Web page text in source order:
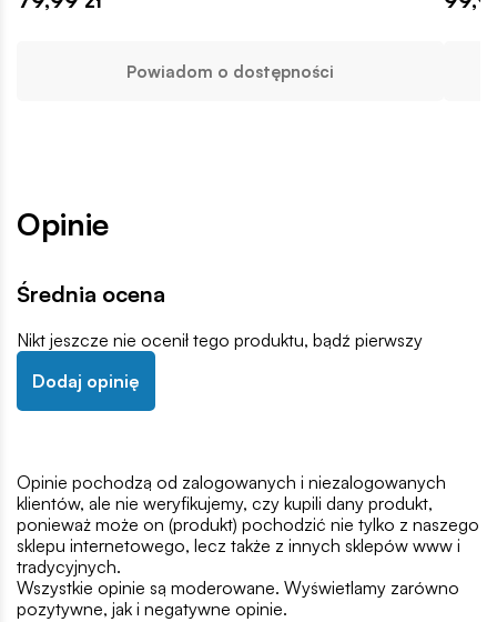
Powiadom o dostępności
Opinie
Średnia ocena
Nikt jeszcze nie ocenił tego produktu, bądź pierwszy
Dodaj opinię
Opinie pochodzą od zalogowanych i niezalogowanych
klientów, ale nie weryfikujemy, czy kupili dany produkt,
ponieważ może on (produkt) pochodzić nie tylko z naszego
sklepu internetowego, lecz także z innych sklepów www i
tradycyjnych.
Wszystkie opinie są moderowane. Wyświetlamy zarówno
pozytywne, jak i negatywne opinie.